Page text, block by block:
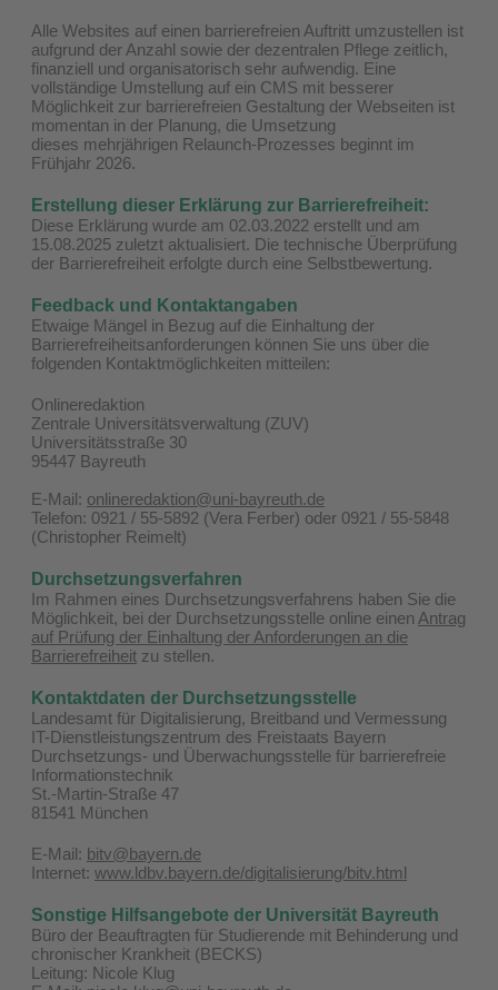
Alle Websites auf einen barrierefreien Auftritt umzustellen ist
aufgrund der Anzahl sowie der dezentralen Pflege zeitlich,
finanziell und organisatorisch sehr aufwendig. Eine
vollständige Umstellung auf ein CMS mit besserer
Möglichkeit zur barrierefreien Gestaltung der Webseiten ist
momentan in der Planung, die Umsetzung
dieses mehrjährigen Relaunch-Prozesses beginnt im
Frühjahr 2026.
Erstellung dieser Erklärung zur Barrierefreiheit:
Diese Erklärung wurde am 02.03.2022 erstellt und am
15.08.2025 zuletzt aktualisiert. Die technische Überprüfung
der Barrierefreiheit erfolgte durch eine Selbstbewertung.
Feedback und Kontaktangaben
Etwaige Mängel in Bezug auf die Einhaltung der
Barrierefreiheitsanforderungen können Sie uns über die
folgenden Kontaktmöglichkeiten mitteilen:
Onlineredaktion
Zentrale Universitätsverwaltung (ZUV)
Universitätsstraße 30
95447 Bayreuth
E-Mail: onlineredaktion@uni-bayreuth.de
Telefon: 0921 / 55-5892 (Vera Ferber) oder 0921 / 55-5848
(Christopher Reimelt)
Durchsetzungsverfahren
Im Rahmen eines Durchsetzungsverfahrens haben Sie die
Möglichkeit, bei der Durchsetzungsstelle online einen Antrag
auf Prüfung der Einhaltung der Anforderungen an die
Barrierefreiheit zu stellen.
Kontaktdaten der Durchsetzungsstelle
Landesamt für Digitalisierung, Breitband und Vermessung
IT-Dienstleistungszentrum des Freistaats Bayern
Durchsetzungs- und Überwachungsstelle für barrierefreie
Informationstechnik
St.-Martin-Straße 47
81541 München
E-Mail: bitv@bayern.de
Internet: www.ldbv.bayern.de/digitalisierung/bitv.html
Sonstige Hilfsangebote der Universität Bayreuth
Büro der Beauftragten für Studierende mit Behinderung und
chronischer Krankheit (BECKS)
Leitung: Nicole Klug